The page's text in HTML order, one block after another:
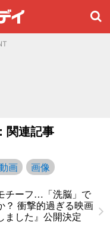
関連記事
画
画像
チーフ…「洗脳」で
？ 衝撃的過ぎる映画
ました』公開決定